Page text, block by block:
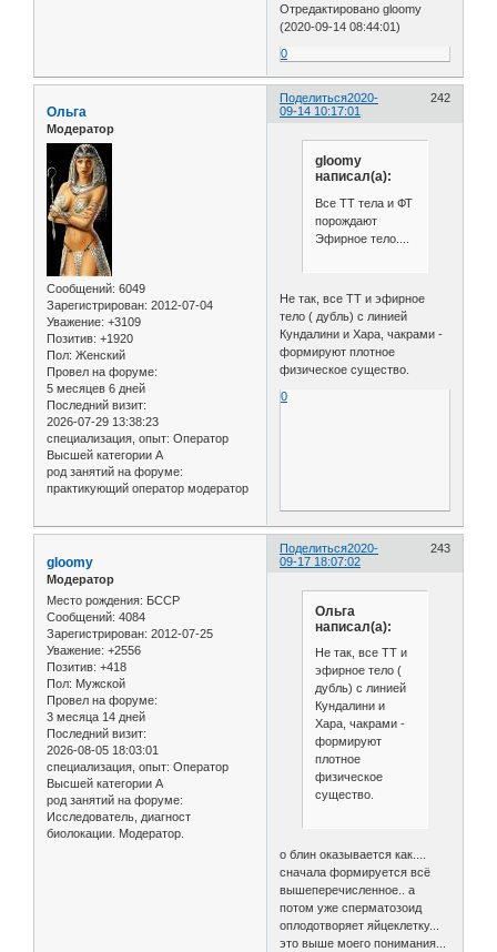
Отредактировано gloomy
(2020-09-14 08:44:01)
0
Поделиться 242
2020-
09-14 10:17:01
Ольга
Модератор
Сообщений: 6049
Зарегистрирован: 2012-07-04
Уважение: +3109
Позитив: +1920
Пол: Женский
Провел на форуме:
5 месяцев 6 дней
Последний визит:
2026-07-29 13:38:23
специализация, опыт: Оператор
Высшей категории А
род занятий на форуме:
практикующий оператор модератор
gloomy
написал(а):
Все ТТ тела и ФТ
порождают
Эфирное тело....
Не так, все ТТ и эфирное
тело ( дубль) с линией
Кундалини и Хара, чакрами -
формируют плотное
физическое существо.
0
Поделиться 243
2020-
09-17 18:07:02
gloomy
Модератор
Место рождения: БССР
Сообщений: 4084
Зарегистрирован: 2012-07-25
Уважение: +2556
Позитив: +418
Пол: Мужской
Провел на форуме:
3 месяца 14 дней
Последний визит:
2026-08-05 18:03:01
специализация, опыт: Оператор
Высшей категории А
род занятий на форуме:
Исследователь, диагност
биолокации. Модератор.
Ольга
написал(а):
Не так, все ТТ и
эфирное тело (
дубль) с линией
Кундалини и
Хара, чакрами -
формируют
плотное
физическое
существо.
о блин оказывается как....
сначала формируется всё
вышеперечисленное.. а
потом уже сперматозоид
оплодотворяет яйцеклетку...
это выше моего понимания...